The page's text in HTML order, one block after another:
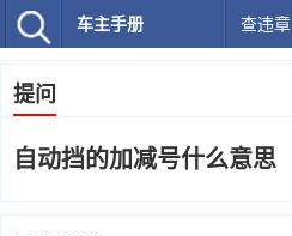
车主手册 查违章
提问
自动挡的加减号什么意思